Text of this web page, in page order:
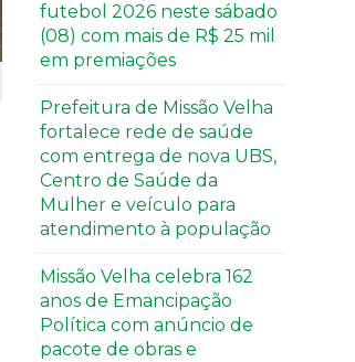
futebol 2026 neste sábado
(08) com mais de R$ 25 mil
em premiações
Prefeitura de Missão Velha
fortalece rede de saúde
com entrega de nova UBS,
Centro de Saúde da
Mulher e veículo para
atendimento à população
Missão Velha celebra 162
anos de Emancipação
Política com anúncio de
pacote de obras e